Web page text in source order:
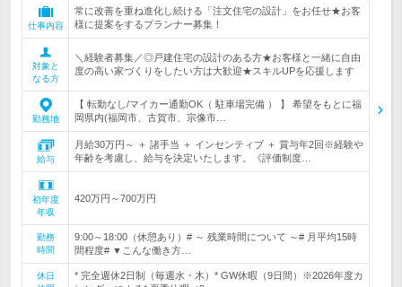
仕事内容
常に改善を重ね進化し続ける「注文住宅の設計」をお任せ★お客
様に提案をするプランナー募集！
対象と
なる方
＼経験者募集／◎戸建住宅の設計のある方★お客様と一緒に自由
度の高い家づくりをしたい方は大歓迎★スキルUPを応援します
勤務地
【 転勤なし/マイカー通勤OK（ 駐車場完備 ） 】 希望をもとに福
岡県内(福岡市、古賀市、宗像市…
給与
月給30万円～ ＋ 諸手当 ＋ インセンティブ ＋ 賞与年2回※経験や
年齢を考慮し、給与を決定いたします。《評価制度…
初年度
年収
420万円～700万円
勤務
時間
9:00～18:00（休憩あり）# ～ 残業時間について ～# 月平均15時
間程度# ▼こんな働き方…
休日
* 完全週休2日制（毎週水・木）* GW休暇（9日間）※2026年度カ